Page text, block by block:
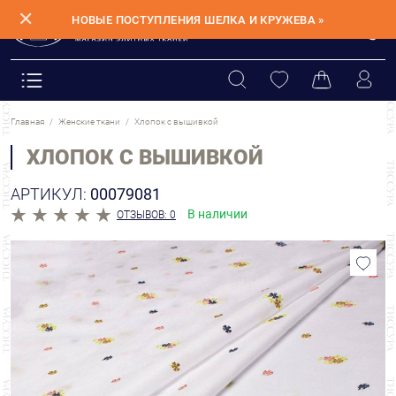
✕ НОВЫЕ ПОСТУПЛЕНИЯ ШЕЛКА И КРУЖЕВА »
Главная Женские ткани Хлопок с вышивкой
ХЛОПОК С ВЫШИВКОЙ
АРТИКУЛ: 00079081
ОТЗЫВОВ: 0 В наличии